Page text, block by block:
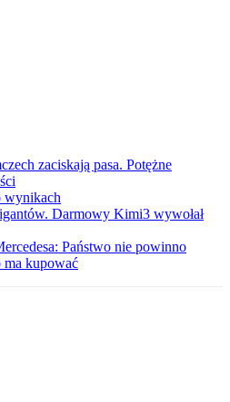
zaciskają pasa. Potężne
wynikach
Darmowy Kimi3 wywołał
Państwo nie powinno
kupować